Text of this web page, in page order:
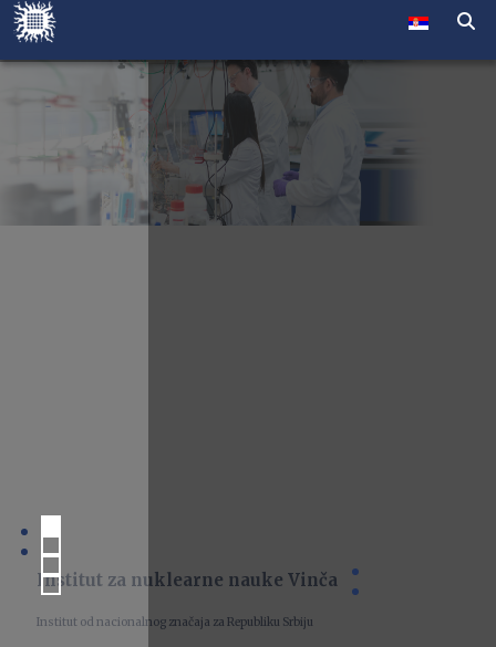
Institut za nuklearne nauke Vinča
Institut od nacionalnog značaja za Republiku Srbiju